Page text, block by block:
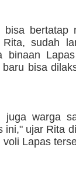
bertatap
sudah
Lapas
bisa
juga warga
ini," ujar Rita
Lapas